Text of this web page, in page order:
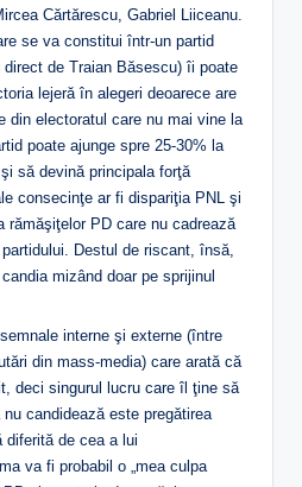
Cărtărescu, Gabriel Liiceanu.
se va constitui într-un partid
de Traian Băsescu) îi poate
lejeră în alegeri deoarece are
din electoratul care nu mai vine la
poate ajunge spre 25-30% la
să devină principala forţă
consecinţe ar fi dispariţia PNL şi
rămăşiţelor PD care nu cadrează
Destul de riscant, însă,
mizând doar pe sprijinul
interne şi externe (între
din mass-media) care arată că
deci singurul lucru care îl ţine să
candidează este pregătirea
diferită de cea a lui
va fi probabil o „mea culpa